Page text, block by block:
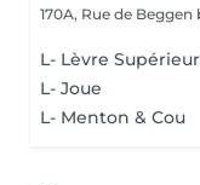
170A, Rue de Beggen
L- Lèvre Supérieur
L- Joue
L- Menton & Cou